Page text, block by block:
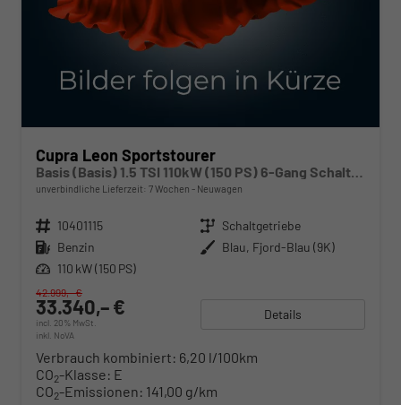
Cupra Leon Sportstourer
Basis (Basis) 1.5 TSI 110kW (150 PS) 6-Gang Schaltgetriebe
unverbindliche Lieferzeit: 7 Wochen Neuwagen
Fahrzeugnr. 10401115 Getriebe Schaltgetriebe
Kraftstoff Benzin Außenfarbe Blau, Fjord-Blau (9K)
Leistung 110 kW (150 PS)
33.340,– €
incl. 20% MwSt.
inkl. NoVA
42.999,– €
Details
Verbrauch kombiniert: 6,20 l/100km
CO2-Klasse: E
CO2-Emissionen: 141,00 g/km